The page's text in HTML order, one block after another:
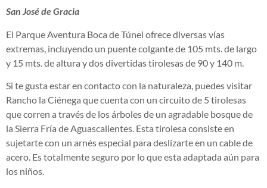
San José de Gracia
El Parque Aventura Boca de Túnel ofrece diversas vías
extremas, incluyendo un puente colgante de 105 mts. de largo
y 15 mts. de altura y dos divertidas tirolesas de 90 y 140 m.
Si te gusta estar en contacto con la naturaleza, puedes visitar
Rancho la Ciénega que cuenta con un circuito de 5 tirolesas
que corren a través de los árboles de un agradable bosque de
la Sierra Fría de Aguascalientes. Esta tirolesa consiste en
sujetarte con un arnés especial para deslizarte en un cable de
acero. Es totalmente seguro por lo que esta adaptada aún para
los niños.